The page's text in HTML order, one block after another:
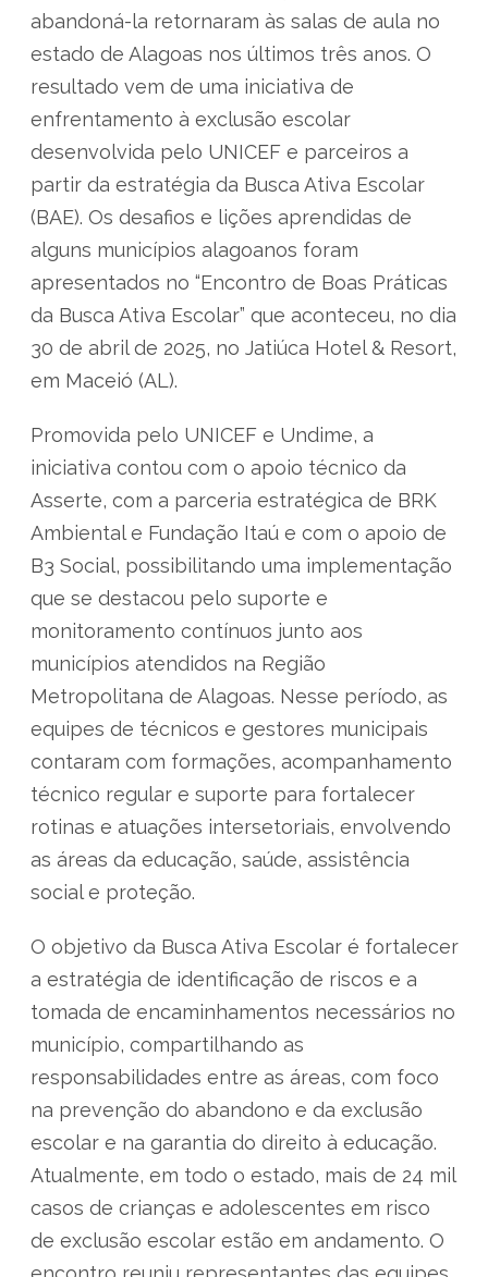
abandoná-la retornaram às salas de aula no
estado de Alagoas nos últimos três anos. O
resultado vem de uma iniciativa de
enfrentamento à exclusão escolar
desenvolvida pelo UNICEF e parceiros a
partir da estratégia da Busca Ativa Escolar
(BAE). Os desafios e lições aprendidas de
alguns municípios alagoanos foram
apresentados no “Encontro de Boas Práticas
da Busca Ativa Escolar” que aconteceu, no dia
30 de abril de 2025, no Jatiúca Hotel & Resort,
em Maceió (AL).
Promovida pelo UNICEF e Undime, a
iniciativa contou com o apoio técnico da
Asserte, com a parceria estratégica de BRK
Ambiental e Fundação Itaú e com o apoio de
B3 Social, possibilitando uma implementação
que se destacou pelo suporte e
monitoramento contínuos junto aos
municípios atendidos na Região
Metropolitana de Alagoas. Nesse período, as
equipes de técnicos e gestores municipais
contaram com formações, acompanhamento
técnico regular e suporte para fortalecer
rotinas e atuações intersetoriais, envolvendo
as áreas da educação, saúde, assistência
social e proteção.
O objetivo da Busca Ativa Escolar é fortalecer
a estratégia de identificação de riscos e a
tomada de encaminhamentos necessários no
município, compartilhando as
responsabilidades entre as áreas, com foco
na prevenção do abandono e da exclusão
escolar e na garantia do direito à educação.
Atualmente, em todo o estado, mais de 24 mil
casos de crianças e adolescentes em risco
de exclusão escolar estão em andamento. O